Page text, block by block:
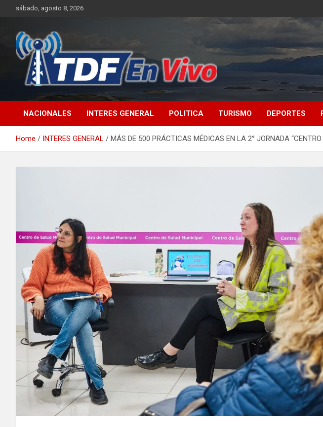
sábado, agosto 8, 2026
NACIONALES INTERES GENERAL POLITICA TURISMO DEPORTES
Home INTERES GENERAL MÁS DE 500 PRÁCTICAS MÉDICAS EN LA 2° JORNADA